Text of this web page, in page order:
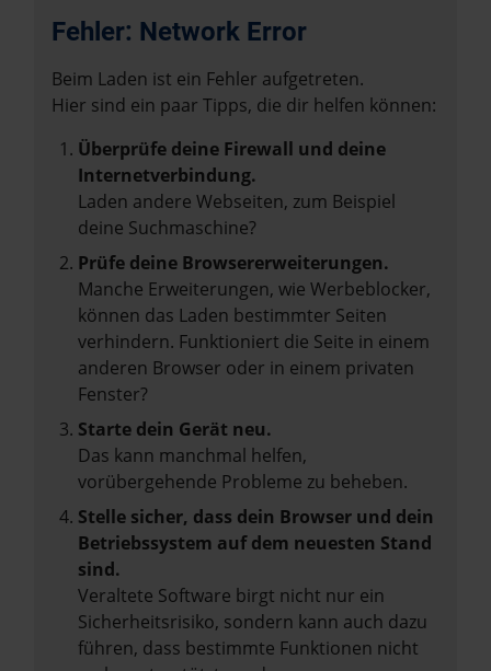
Fehler: Network Error
Beim Laden ist ein Fehler aufgetreten.
Hier sind ein paar Tipps, die dir helfen können:
Überprüfe deine Firewall und deine
Internetverbindung.
Laden andere Webseiten, zum Beispiel
deine Suchmaschine?
Prüfe deine Browsererweiterungen.
Manche Erweiterungen, wie Werbeblocker,
können das Laden bestimmter Seiten
verhindern. Funktioniert die Seite in einem
anderen Browser oder in einem privaten
Fenster?
Starte dein Gerät neu.
Das kann manchmal helfen,
vorübergehende Probleme zu beheben.
Stelle sicher, dass dein Browser und dein
Betriebssystem auf dem neuesten Stand
sind.
Veraltete Software birgt nicht nur ein
Sicherheitsrisiko, sondern kann auch dazu
führen, dass bestimmte Funktionen nicht